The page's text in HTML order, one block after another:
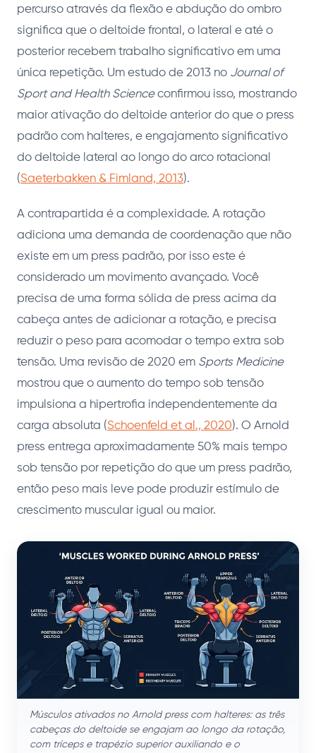
percurso através da flexão e abdução do ombro
significa que o deltoide frontal, o lateral e até o
posterior recebem trabalho significativo em uma
única repetição. Um estudo de 2013 no Journal of
Sport and Health Scienceconfirmou isso, mostrando
maior ativação do deltoide anterior do que o press
padrão com halteres, e engajamento significativo
do deltoide lateral ao longo do arco rotacional
(Saeterbakken & Fimland, 2013).
A contrapartida é a complexidade. A rotação
adiciona uma demanda de coordenação que não
existe em um press padrão, por isso este é
considerado um movimento avançado. Você
precisa de uma forma sólida de press acima da
cabeça antes de adicionar a rotação, e precisa
reduzir o peso para acomodar o tempo extra sob
tensão. Uma revisão de 2020 em Sports Medicine
mostrou que o aumento do tempo sob tensão
impulsiona a hipertrofia independentemente da
carga absoluta (Schoenfeld et al., 2020). O Arnold
press entrega aproximadamente 50% mais tempo
sob tensão por repetição do que um press padrão,
então peso mais leve pode produzir estímulo de
crescimento muscular igual ou maior.
Músculos ativados no Arnold press com halteres: as três
cabeças do deltoide se engajam ao longo da rotação,
com tríceps e trapézio superior auxiliando e o